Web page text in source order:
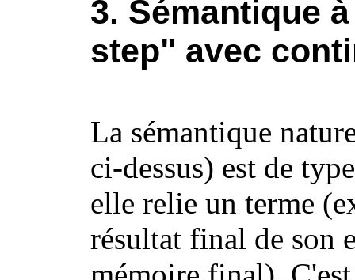
3. Sémantique
step" avec
La sémantique
ci-dessus) est de
elle relie un terme
résultat final de son